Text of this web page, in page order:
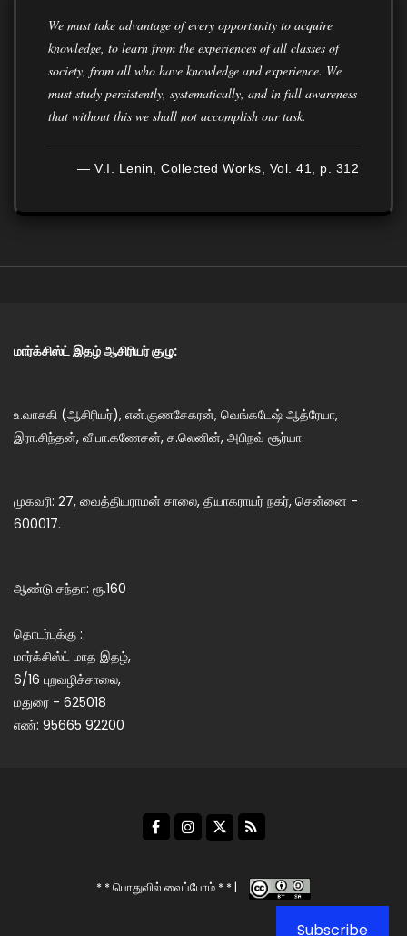
We must take advantage of every opportunity to acquire
knowledge, to learn from the experiences of all classes of
society, from all who have knowledge and experience. We
must study persistently, systematically, and in full awareness
that without this we shall not accomplish our task.
— V.I. Lenin, Collected Works, Vol. 41, p. 312
மார்க்சிஸ்ட் இதழ் ஆசிரியர் குழு:
உ.வாசுகி (ஆசிரியர்), என்.குணசேகரன், வெங்கடேஷ் ஆத்ரேயா,
இரா.சிந்தன், வீ.பா.கணேசன், ச.லெனின், அபிநவ் சூர்யா.
முகவரி: 27, வைத்தியராமன் சாலை, தியாகராயர் நகர், சென்னை -
600017.
ஆண்டு சந்தா: ரூ.160
தொடர்புக்கு :
மார்க்சிஸ்ட் மாத இதழ்,
6/16 புறவழிச்சாலை,
மதுரை - 625018
எண்: 95665 92200
* * பொதுவில் வைப்போம் * * |
Subscribe